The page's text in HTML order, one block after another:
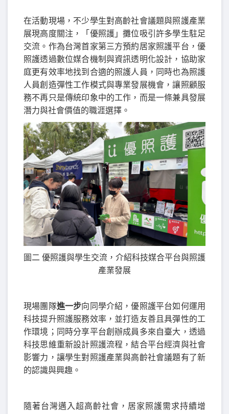
在活動現場，不少學生對高齡社會議題與照護產業
展現高度關注，「優照護」攤位吸引許多學生駐足
交流。作為台灣首家第三方預約居家照護平台，優
照護透過數位媒合機制與資訊透明化設計，協助家
庭更有效率地找到合適的照護人員，同時也為照護
人員創造彈性工作模式與專業發展機會，讓照顧服
務不再只是傳統印象中的工作，而是一條兼具發展
潛力與社會價值的職涯選擇。
圖二 優照護與學生交流，介紹科技媒合平台與照護
產業發展
現場團隊進一步向同學介紹，優照護平台如何運用
科技提升照護服務效率，並打造友善且具彈性的工
作環境；同時分享平台創辦成員多來自臺大，透過
科技思維重新設計照護流程，結合平台經濟與社會
影響力，讓學生對照護產業與高齡社會議題有了新
的認識與興趣。
隨著台灣邁入超高齡社會，居家照護需求持續增